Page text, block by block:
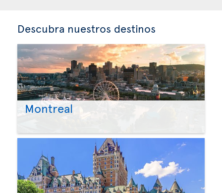
Descubra nuestros destinos
Montreal